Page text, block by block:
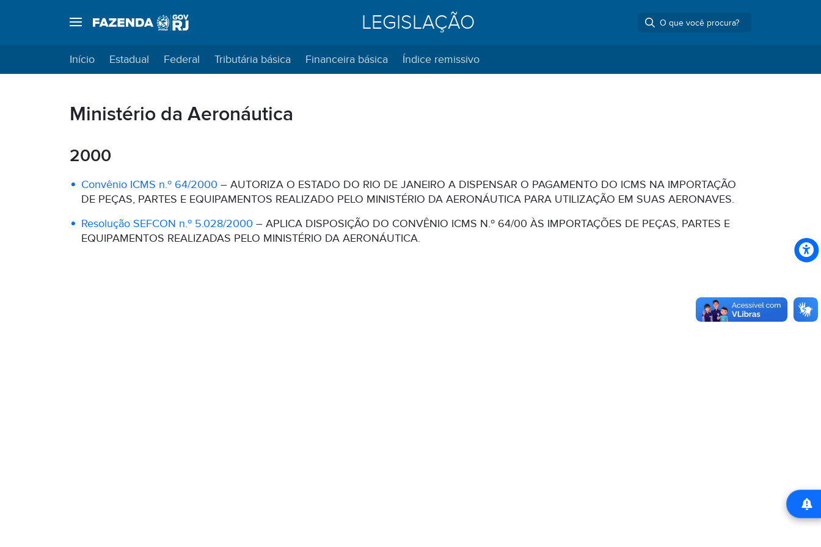
LEGISLAÇÃO
Início Estadual Federal Tributária básica Financeira básica Índice remissivo
Ministério da Aeronáutica
2000
Convênio ICMS n.º 64/2000 – AUTORIZA O ESTADO DO RIO DE JANEIRO A DISPENSAR O PAGAMENTO DO ICMS NA IMPORTAÇÃO
DE PEÇAS, PARTES E EQUIPAMENTOS REALIZADO PELO MINISTÉRIO DA AERONÁUTICA PARA UTILIZAÇÃO EM SUAS AERONAVES.
Resolução SEFCON n.º 5.028/2000 – APLICA DISPOSIÇÃO DO CONVÊNIO ICMS N.º 64/00 ÀS IMPORTAÇÕES DE PEÇAS, PARTES E
EQUIPAMENTOS REALIZADAS PELO MINISTÉRIO DA AERONÁUTICA.